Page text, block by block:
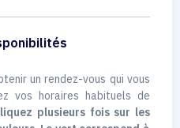
un rendez-vous qui vous
vos horaires habituels de
plusieurs fois sur les